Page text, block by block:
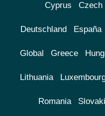
Cyprus Czech
Deutschland España
Global Greece
Lithuania
Romania